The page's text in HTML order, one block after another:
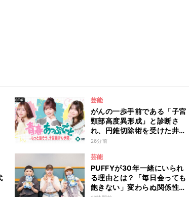
芸能
がんの一歩手前である「子宮
頸部高度異形成」と診断さ
れ、円錐切除術を受けた井口
綾子が病気発覚時のリアルな
トーク番組『青春あっぷで～
と -もっと話そう、子宮頸が
ん予防-』
26分前
芸能
PUFFYが30年一緒にいられ
る理由とは？「毎日会っても
飽きない」変わらぬ関係性を